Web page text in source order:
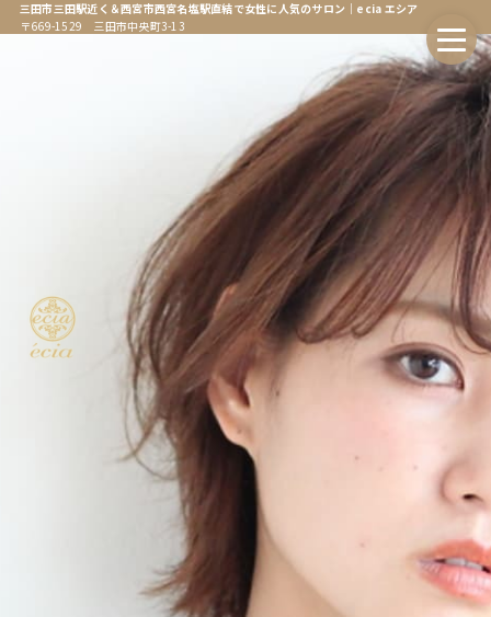
三田市三田駅近く＆西宮市西宮名塩駅直結で女性に人気のサロン｜ecia エシア
〒669-1529 三田市中央町3-13
オンラインストア
エシア三田店
Ecia Sanda
エシア三田店メニュー
Ecia Sanda Menu
エシア西宮名塩店
Ecia Najio
エシア西宮名塩店メニュー